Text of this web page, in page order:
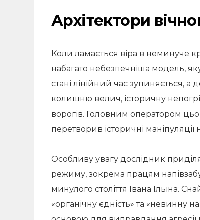
Архітектори
Коли ламається віра в неминуче
набагато небезпечніша модель,
стані лінійний час зупиняється,
колишню велич, історичну
ворогів. Головним оператором
перетворив історичні
Особливу увагу дослідник
режиму, зокрема працям
минулого століття Івана Ільїна.
«органічну єдність» та «невинну